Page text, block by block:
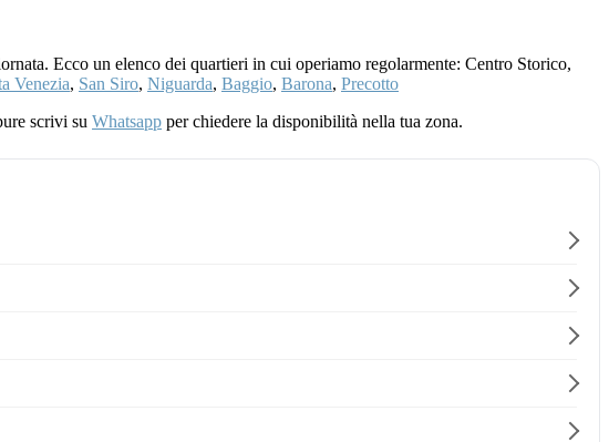
Ecco un elenco dei quartieri in cui operiamo regolarmente: Centro Storico,
Venezia, San Siro, Niguarda, Baggio, Barona, Precotto
scrivi su Whatsapp per chiedere la disponibilità nella tua zona.